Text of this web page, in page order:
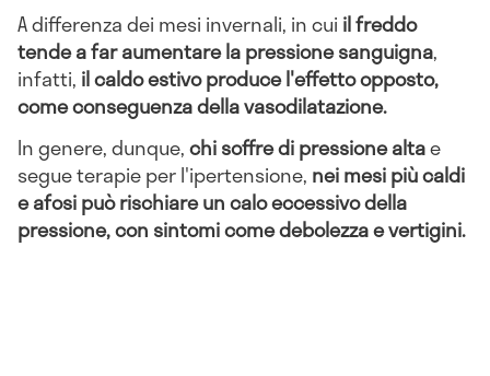
A differenza dei mesi invernali, in cui il freddo
tende a far aumentare la pressione sanguigna,
infatti, il caldo estivo produce l'effetto opposto,
come conseguenza della vasodilatazione.
In genere, dunque,chi soffre di pressione altae
segue terapie per l'ipertensione, nei mesi più caldi
e afosi può rischiare un calo eccessivo della
pressione, con sintomi come debolezza e vertigini.